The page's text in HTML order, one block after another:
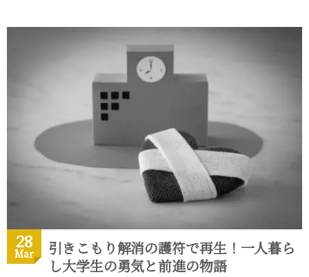
28
Mar
引きこもり解消の護符で再生！一人暮ら
し大学生の勇気と前進の物語